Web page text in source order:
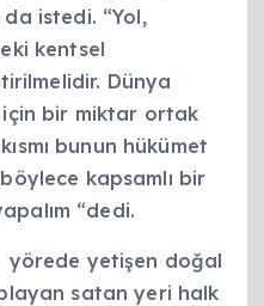
da istedi. “Yol,
kentsel
Dünya
için bir miktar ortak
bunun hükümet
kapsamlı bir
“dedi.
yörede yetişen doğal
satan yeri halk